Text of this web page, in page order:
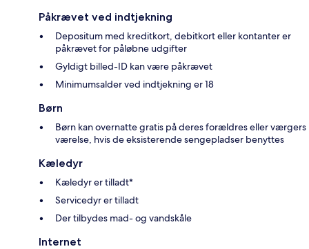
Påkrævet ved indtjekning
Depositum med kreditkort, debitkort eller kontanter er
påkrævet for påløbne udgifter
Gyldigt billed-ID kan være påkrævet
Minimumsalder ved indtjekning er 18
Børn
Børn kan overnatte gratis på deres forældres eller værgers
værelse, hvis de eksisterende sengepladser benyttes
Kæledyr
Kæledyr er tilladt*
Servicedyr er tilladt
Der tilbydes mad- og vandskåle
Internet